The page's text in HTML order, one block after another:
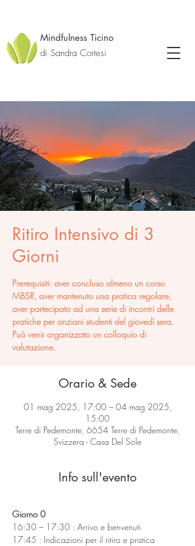
Mindfulness Ticino
di Sandra Cortesi
Ritiro Intensivo di 3
Giorni
Prerequisiti: aver concluso almeno un corso
MBSR, aver mantenuto una pratica regolare,
aver partecipato ad una serie di incontri delle
pratiche per anziani studenti del giovedì sera.
Può venir organizzato un colloquio di
valutazione.
Orario & Sede
01 mag 2025, 17:00 – 04 mag 2025,
15:00
Terre di Pedemonte, 6654 Terre di Pedemonte,
Svizzera - Casa Del Sole
Info sull'evento
Giorno 0
16:30 – 17:30 : Arrivo e benvenuti
17:45 : Indicazioni per il ritiro e pratica